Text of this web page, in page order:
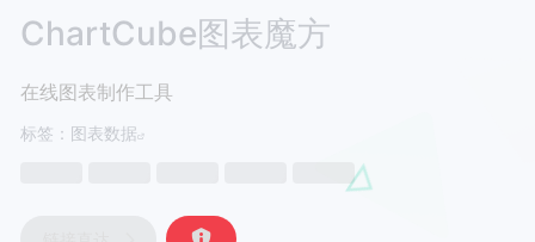
ChartCube图表魔方
在线图表制作工具
标签： 图表数据